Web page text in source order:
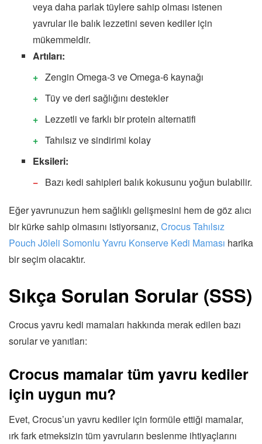
veya daha parlak tüylere sahip olması istenen
yavrular ile balık lezzetini seven kediler için
mükemmeldir.
Artıları:
Zengin Omega-3 ve Omega-6 kaynağı
Tüy ve deri sağlığını destekler
Lezzetli ve farklı bir protein alternatifi
Tahılsız ve sindirimi kolay
Eksileri:
Bazı kedi sahipleri balık kokusunu yoğun bulabilir.
Eğer yavrunuzun hem sağlıklı gelişmesini hem de göz alıcı
bir kürke sahip olmasını istiyorsanız, Crocus Tahılsız
Pouch Jöleli Somonlu Yavru Konserve Kedi Maması harika
bir seçim olacaktır.
Sıkça Sorulan Sorular (SSS)
Crocus yavru kedi mamaları hakkında merak edilen bazı
sorular ve yanıtları:
Crocus mamalar tüm yavru kediler
için uygun mu?
Evet, Crocus’un yavru kediler için formüle ettiği mamalar,
ırk fark etmeksizin tüm yavruların beslenme ihtiyaçlarını